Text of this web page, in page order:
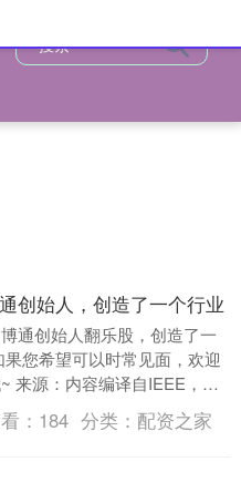
创始人，创造了一个行业
博通创始人翻乐股，创造了一
您希望可以时常见面，欢迎
来源：内容编译自IEEE，谢
很少有人能上网。那些在网
： 184 分类： 配资之家